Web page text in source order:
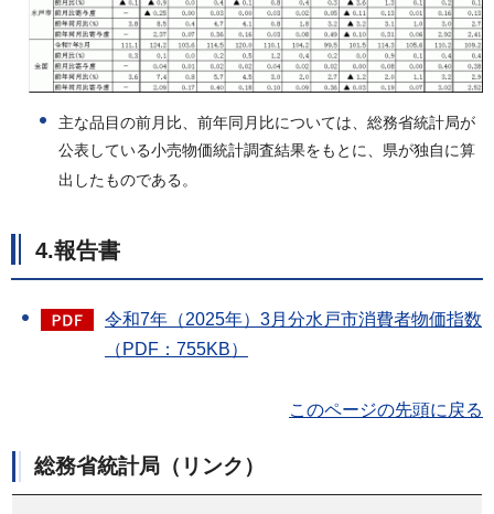
主な品目の前月比、前年同月比については、総務省統計局が
公表している小売物価統計調査結果をもとに、県が独自に算
出したものである。
4.報告書
令和7年（2025年）3月分水戸市消費者物価指数
（PDF：755KB）
このページの先頭に戻る
総務省統計局（リンク）